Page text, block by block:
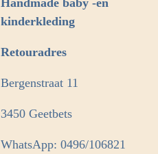
kinderkleding
Retouradres
Bergenstraat 11
3450 Geetbets
WhatsApp: 0496/106821